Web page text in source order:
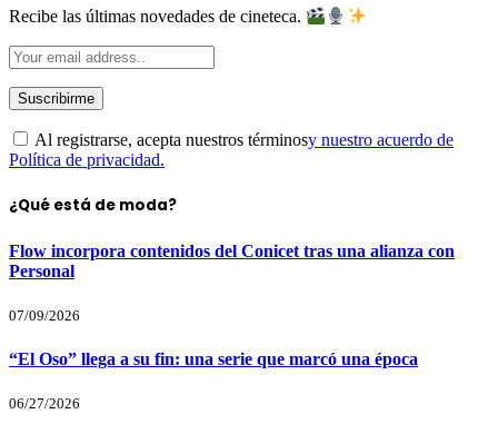
Recibe las últimas novedades de cineteca.
Al registrarse, acepta nuestros términosy nuestro acuerdo de
Política de privacidad.
¿Qué está de moda?
Flow incorpora contenidos del Conicet tras una alianza con
Personal
07/09/2026
“El Oso” llega a su fin: una serie que marcó una época
06/27/2026